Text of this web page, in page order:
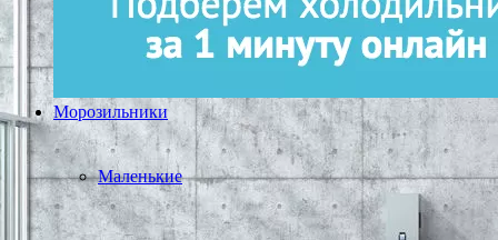
Морозильники
Маленькие